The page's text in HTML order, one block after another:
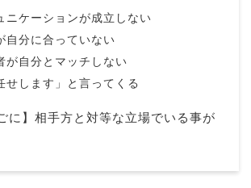
ニケーションが成立しない
自分に合っていない
が自分とマッチしない
せします」と言ってくる
に】相手方と対等な立場でいる事が